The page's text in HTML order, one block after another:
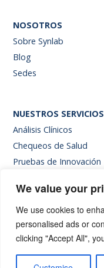
We value your
We use cookies to
personalised ads or
clicking "Accept All",
NOSOTROS
Sobre Synlab
Blog
Sedes
NUESTROS SERVICIOS
Análisis Clínicos
Chequeos de Salud
Pruebas de Innovación
Web de resultados